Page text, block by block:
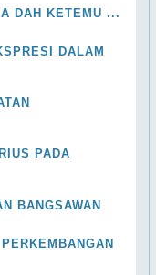
DAH KETEMU ...
DALAM
PADA
BANGSAWAN